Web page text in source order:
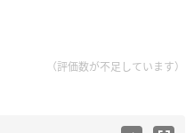
（評価数が不足しています）